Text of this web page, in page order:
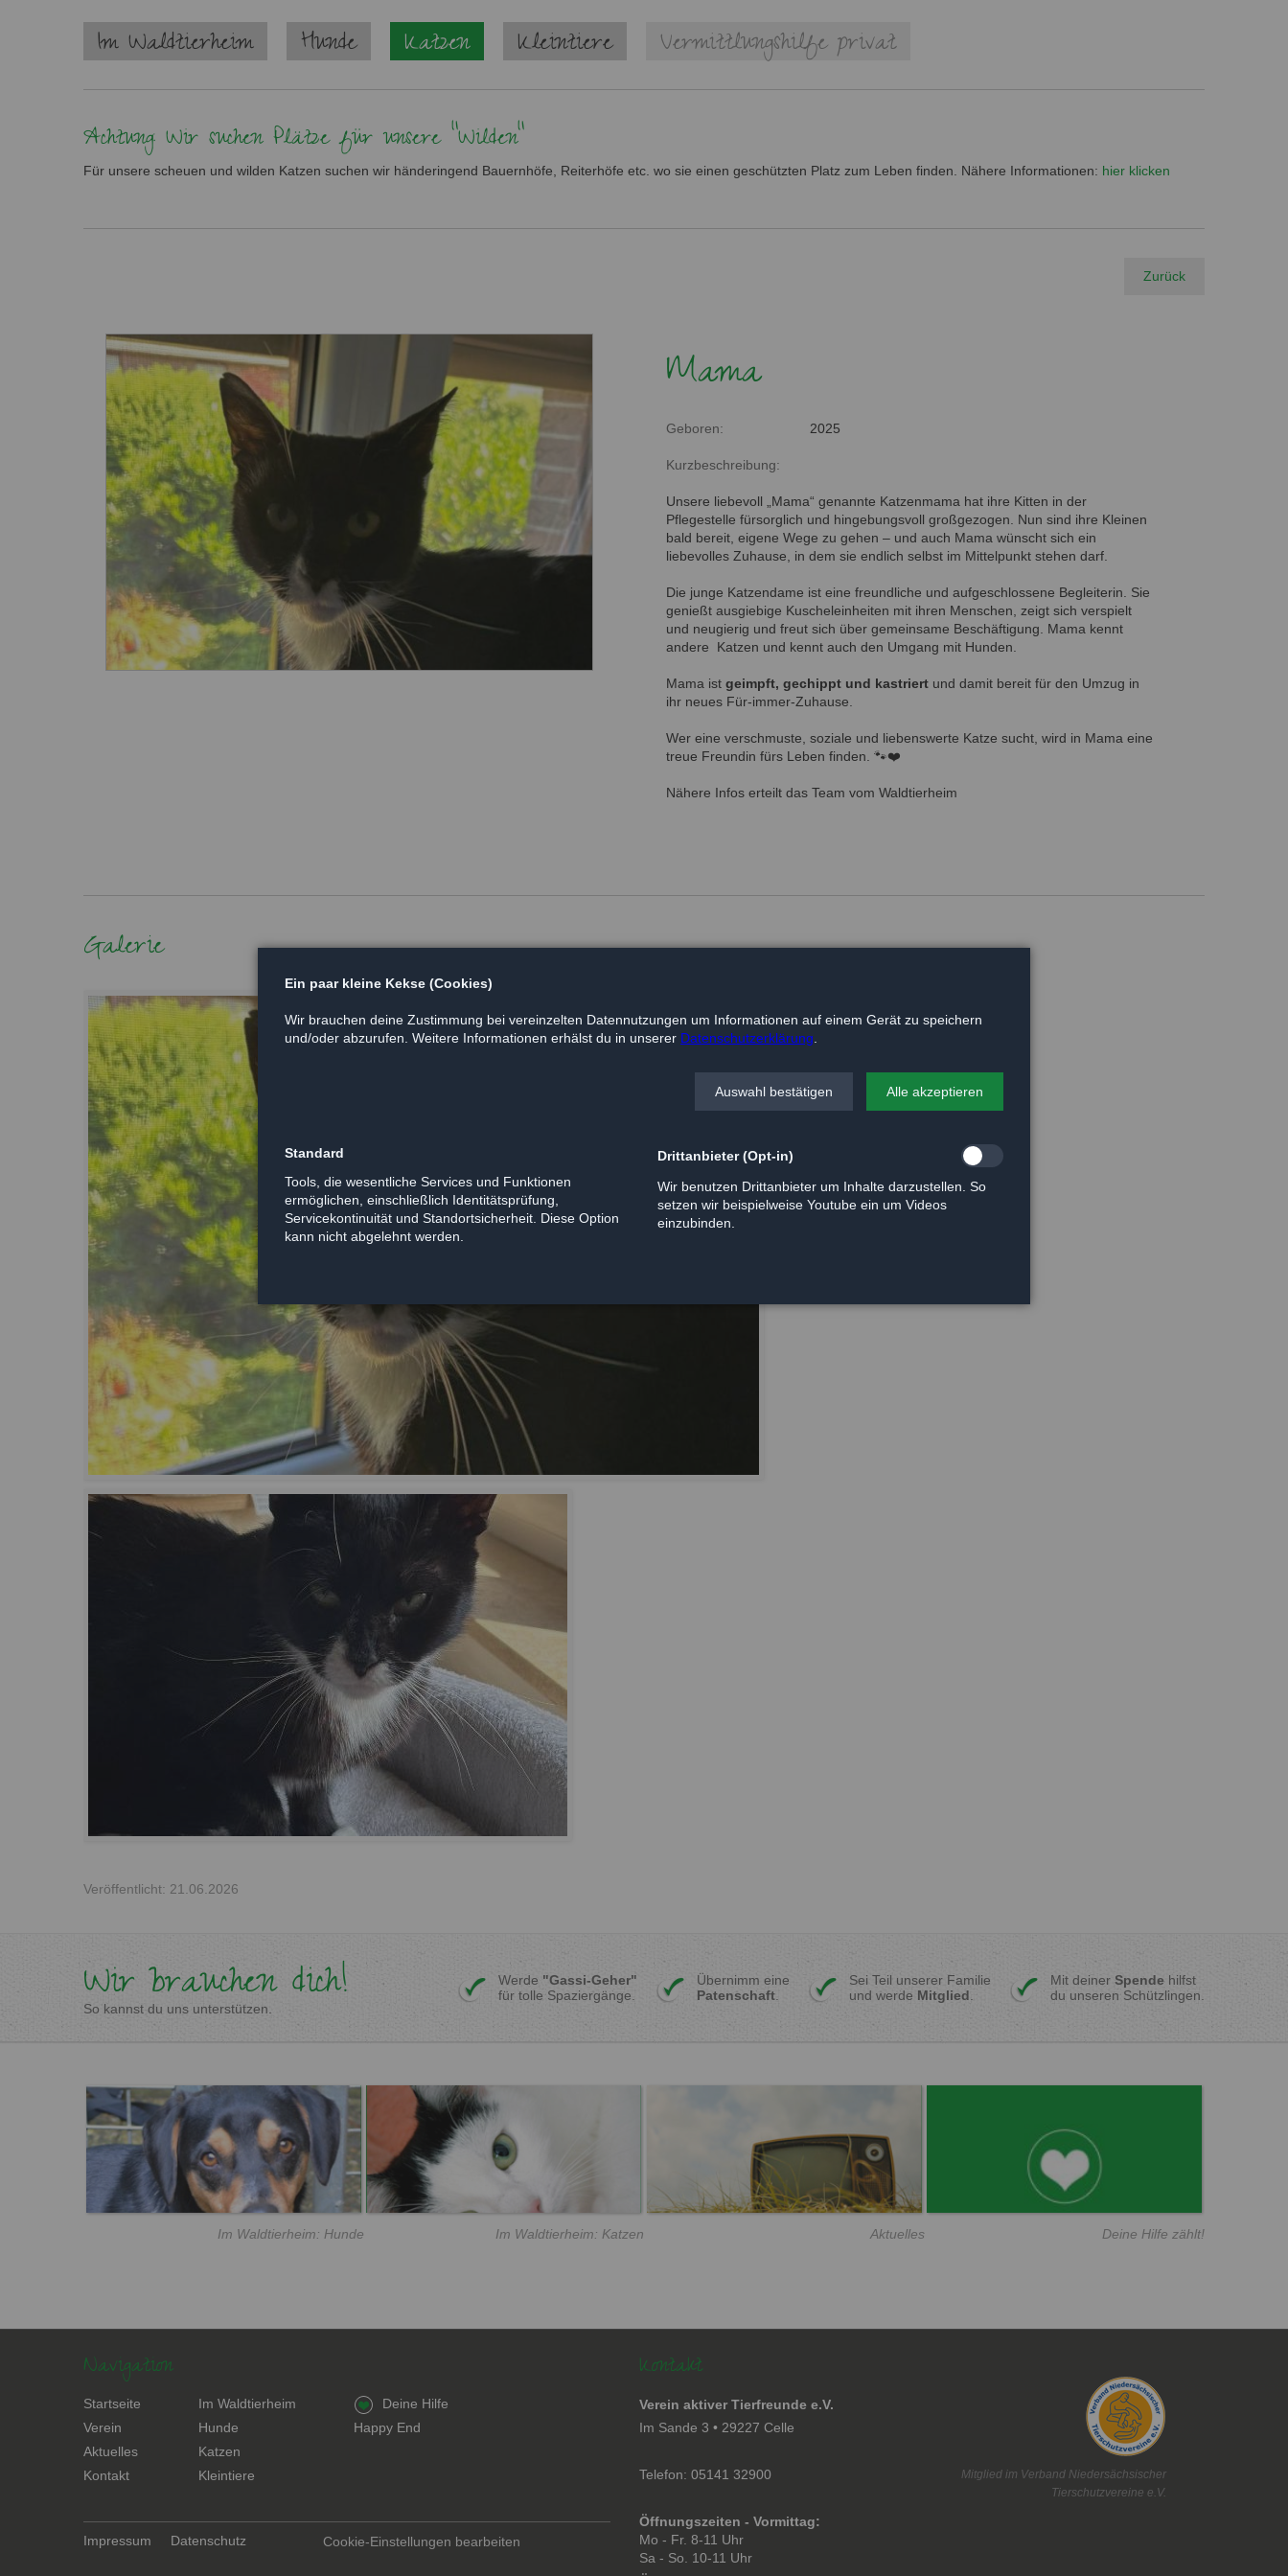
Navigation
überspringen
Im Waldtierheim Hunde Katzen Kleintiere Vermittlungshilfe privat
Achtung: Wir suchen Plätze für unsere "Wilden"
Für unsere scheuen und wilden Katzen suchen wir händeringend Bauernhöfe, Reiterhöfe etc. wo sie einen geschützten Platz zum Leben finden. Nähere Informationen: hier klicken
Zurück
Mama
Geboren: 2025
Kurzbeschreibung:
Unsere liebevoll „Mama“ genannte Katzenmama hat ihre Kitten in der
Pflegestelle fürsorglich und hingebungsvoll großgezogen. Nun sind ihre Kleinen
bald bereit, eigene Wege zu gehen – und auch Mama wünscht sich ein
liebevolles Zuhause, in dem sie endlich selbst im Mittelpunkt stehen darf.
Die junge Katzendame ist eine freundliche und aufgeschlossene Begleiterin. Sie
genießt ausgiebige Kuscheleinheiten mit ihren Menschen, zeigt sich verspielt
und neugierig und freut sich über gemeinsame Beschäftigung. Mama kennt
andere Katzen und kennt auch den Umgang mit Hunden.
Mama istgeimpft, gechippt und kastriert und damit bereit für den Umzug in
ihr neues Für-immer-Zuhause.
Wer eine verschmuste, soziale und liebenswerte Katze sucht, wird in Mama eine
treue Freundin fürs Leben finden. 🐾❤️
Nähere Infos erteilt das Team vom Waldtierheim
Galerie
Veröffentlicht: 21.06.2026
Wir brauchen dich!
So kannst du uns unterstützen.
Werde "Gassi-Geher"
für tolle Spaziergänge.
Übernimm eine
Patenschaft
Sei Teil unserer Familie
und werde Mitglied
Mit deiner Spende hilfst
du unseren Schützlingen.
Im Waldtierheim: Hunde Im Waldtierheim: Katzen Aktuelles Deine Hilfe zählt!
Navigation
Navigation
überspringen
Startseite
Verein
Aktuelles
Kontakt
Navigation
überspringen
Im Waldtierheim
Hunde
Katzen
Kleintiere
Navigation
überspringen
Deine Hilfe
Happy End
Navigation
Impressum Datenschutz Cookie-Einstellungen bearbeiten
Kontakt
Verein aktiver Tierfreunde e.V.
Im Sande 3 • 29227 Celle
Telefon: 05141 32900
Öffnungszeiten - Vormittag:
Mo - Fr. 8-11 Uhr
Sa - So. 10-11 Uhr
Mitglied im Verband Niedersächsischer
Tierschutzvereine e.V.
Ein paar kleine Kekse (Cookies)
Wir brauchen deine Zustimmung bei vereinzelten Datennutzungen um Informationen auf einem Gerät zu speichern
und/oder abzurufen. Weitere Informationen erhälst du in unserer Datenschutzerklärung.
Auswahl bestätigen Alle akzeptieren
Standard
Tools, die wesentliche Services und Funktionen
ermöglichen, einschließlich Identitätsprüfung,
Servicekontinuität und Standortsicherheit. Diese Option
kann nicht abgelehnt werden.
Drittanbieter (Opt-in)
Wir benutzen Drittanbieter um Inhalte darzustellen. So
setzen wir beispielweise Youtube ein um Videos
einzubinden.